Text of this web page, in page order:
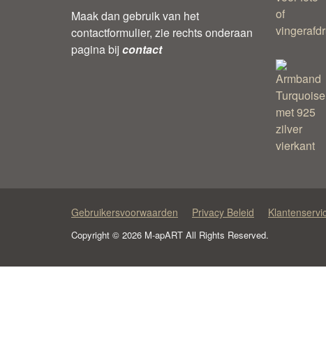
Maak dan gebruik van het
contactformulier, zie rechts onderaan
pagina bij contact
Gebruikersvoorwaarden Privacy Beleid
Copyright © 2026 M-apART All Rights Reserved.